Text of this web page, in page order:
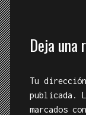
Deja una
Tu
publicada.
marcados con